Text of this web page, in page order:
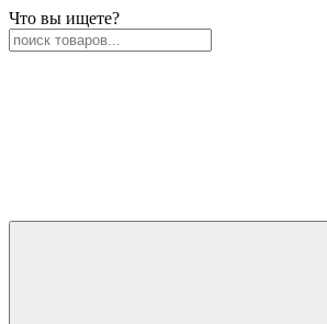
Что вы ищете?